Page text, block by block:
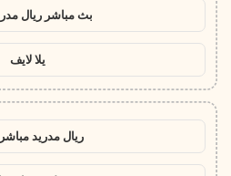
بث مباشر ريال
يلا لايف
ريال مدريد